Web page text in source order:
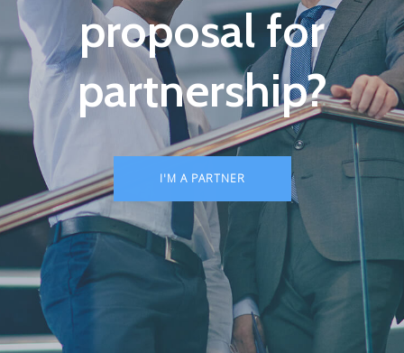
proposal for
partnership?
I'M A PARTNER